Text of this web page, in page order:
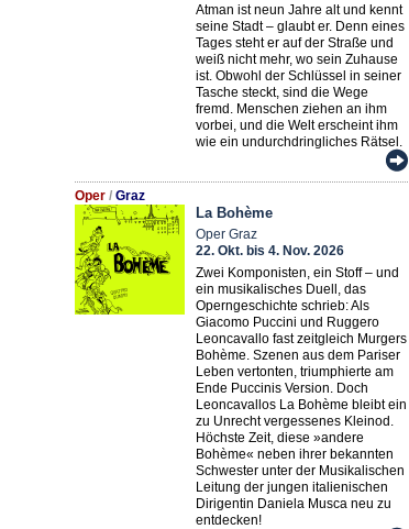
Atman ist neun Jahre alt und kennt
seine Stadt – glaubt er. Denn eines
Tages steht er auf der Straße und
weiß nicht mehr, wo sein Zuhause
ist. Obwohl der Schlüssel in seiner
Tasche steckt, sind die Wege
fremd. Menschen ziehen an ihm
vorbei, und die Welt erscheint ihm
wie ein undurchdringliches Rätsel.
Oper / Graz
La Bohème
Oper Graz
22. Okt. bis 4. Nov. 2026
Zwei Komponisten, ein Stoff – und
ein musikalisches Duell, das
Operngeschichte schrieb: Als
Giacomo Puccini und Ruggero
Leoncavallo fast zeitgleich Murgers
Bohème. Szenen aus dem Pariser
Leben vertonten, triumphierte am
Ende Puccinis Version. Doch
Leoncavallos La Bohème bleibt ein
zu Unrecht vergessenes Kleinod.
Höchste Zeit, diese »andere
Bohème« neben ihrer bekannten
Schwester unter der Musikalischen
Leitung der jungen italienischen
Dirigentin Daniela Musca neu zu
entdecken!